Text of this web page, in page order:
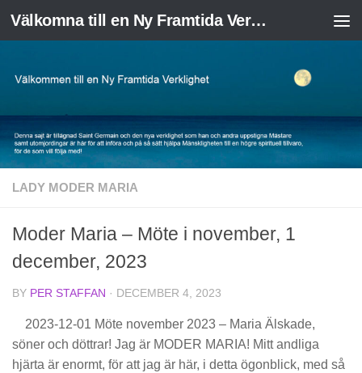
Skip to content Välkomna till en Ny Framtida Verklighet
LADY MODER MARIA
Moder Maria – Möte i november, 1
december, 2023
BY PER STAFFAN · DECEMBER 4, 2023
2023-12-01 Möte november 2023 – Maria Älskade,
söner och döttrar! Jag är MODER MARIA! Mitt andliga
hjärta är enormt, för att jag är här, i detta ögonblick, med så